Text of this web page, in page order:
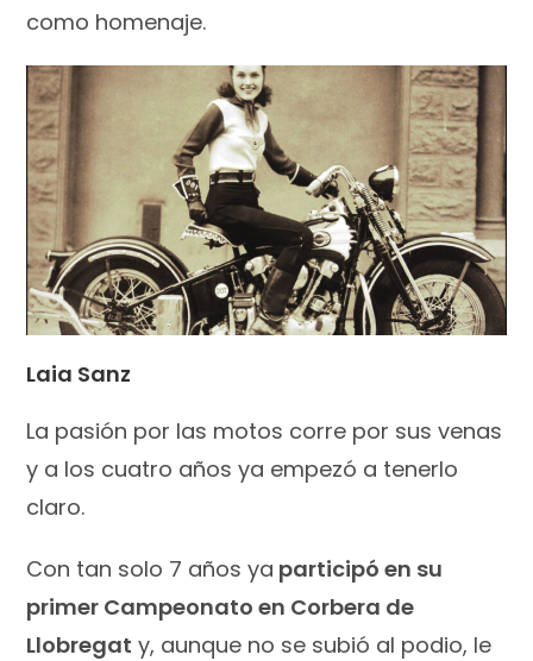
como homenaje.
Laia Sanz
La pasión por las motos corre por sus venas
y a los cuatro años ya empezó a tenerlo
claro.
Con tan solo 7 años ya participó en su
primer Campeonato en Corbera de
Llobregat y, aunque no se subió al podio, le